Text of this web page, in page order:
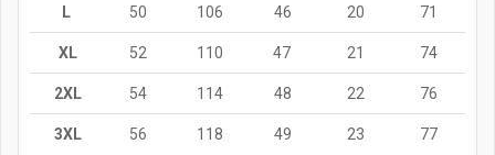
L 50 106 46 20 71
XL 52 110 47 21 74
2XL 54 114 48 22 76
3XL 56 118 49 23 77